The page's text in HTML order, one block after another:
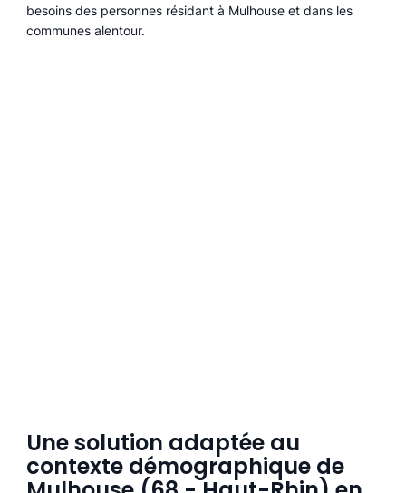
besoins des personnes résidant à Mulhouse et dans les
communes alentour.
Une solution adaptée au
contexte démographique de